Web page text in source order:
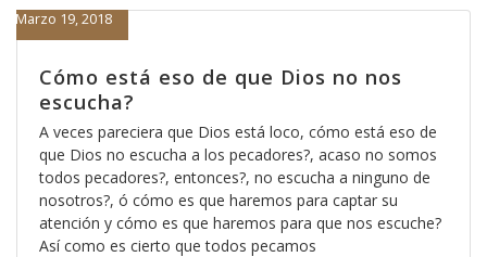
Cómo está eso de que Dios no nos
escucha?
Marzo 19, 2018
A veces pareciera que Dios está loco, cómo está eso de
que Dios no escucha a los pecadores?, acaso no somos
todos pecadores?, entonces?, no escucha a ninguno de
nosotros?, ó cómo es que haremos para captar su
atención y cómo es que haremos para que nos escuche?
Así como es cierto que todos pecamos